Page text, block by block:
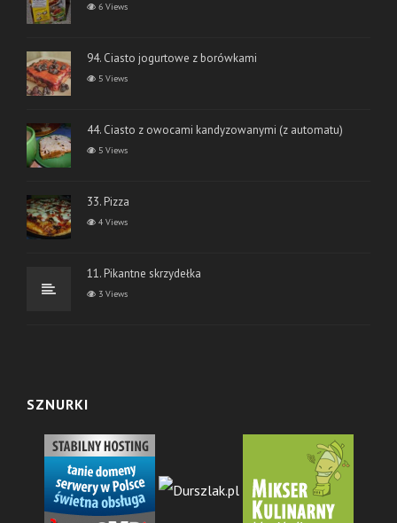
6 Views
94. Ciasto jogurtowe z borówkami
5 Views
44. Ciasto z owocami kandyzowanymi (z automatu)
5 Views
33. Pizza
4 Views
11. Pikantne skrzydełka
3 Views
SZNURKI